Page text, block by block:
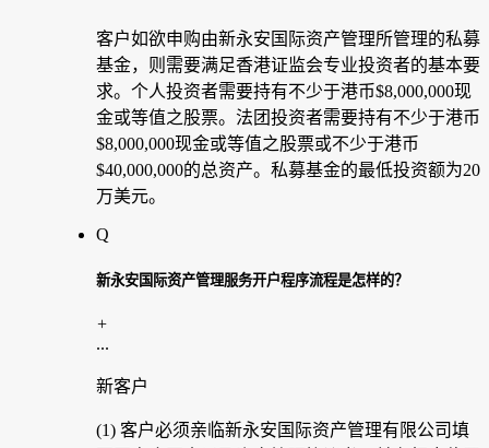
客户如欲申购由新永安国际资产管理所管理的私募
基金，则需要满足香港证监会专业投资者的基本要
求。个人投资者需要持有不少于港币$8,000,000现
金或等值之股票。法团投资者需要持有不少于港币
$8,000,000现金或等值之股票或不少于港币
$40,000,000的总资产。私募基金的最低投资额为20
万美元。
Q
新永安国际资产管理服务开户程序流程是怎样的？
+
...
新客户
(1) 客户必须亲临新永安国际资产管理有限公司填